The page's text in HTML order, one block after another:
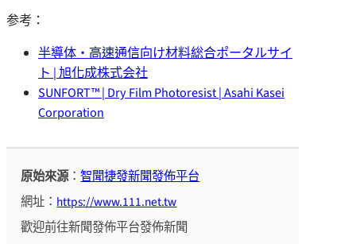
参考：
半導体・高速通信向け材料総合ポータルサイ
ト | 旭化成株式会社
SUNFORT™ | Dry Film Photoresist | Asahi Kasei
Corporation
原始來源：智聞捷發新聞發佈平台
網址： https://www.111.net.tw
歡迎前往新聞發佈平台發佈新聞